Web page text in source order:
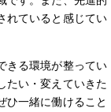
れていると感じてい
きる環境が整ってい
たい・変えていきた
ひ一緒に働けること